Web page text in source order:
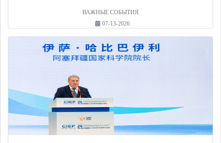
ВАЖНЫЕ СОБЫТИЯ
07-13-2026